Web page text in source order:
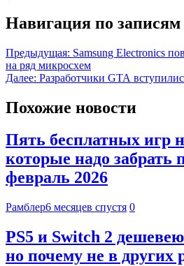
Навигация по записям
Предыдущая: Samsung Electronics
на ряд микросхем
Далее: Разработчики GTA
Похожие новости
Пять бесплатных игр
которые надо забрать
февраль 2026
Рамблер6 месяцев спустя 0
PS5 и Switch 2
но почему не в других